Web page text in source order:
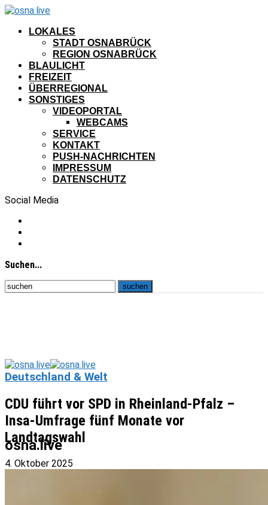
LOKALES
STADT OSNABRÜCK
REGION OSNABRÜCK
BLAULICHT
FREIZEIT
ÜBERREGIONAL
SONSTIGES
VIDEOPORTAL
WEBCAMS
SERVICE
KONTAKT
PUSH-NACHRICHTEN
IMPRESSUM
DATENSCHUTZ
Social Media
Suchen...
osna.live
Deutschland & Welt
CDU führt vor SPD in Rheinland-Pfalz –
Insa-Umfrage fünf Monate vor
Landtagswahl
4. Oktober 2025